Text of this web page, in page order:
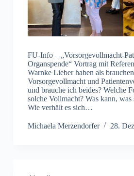
FU-Info – „Vorsorgevollmacht-
Organspende“ Vortrag mit
Warnke Lieber haben als
Vorsorgevollmacht und
und brauche ich beides? Welche
solche Vollmacht? Was kann,
Wie verhält es sich…
Michaela Merzendorfer 28.